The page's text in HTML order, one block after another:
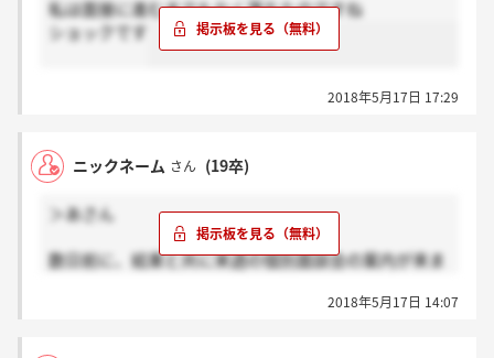
私は面接に進むまでもなく落ちたのですね
ショックです
2018年5月17日 17:29
ニックネーム さん (19卒)
＞あさん
数日前に、結果と共に来週の個別面談会の案内が来ま
2018年5月17日 14:07